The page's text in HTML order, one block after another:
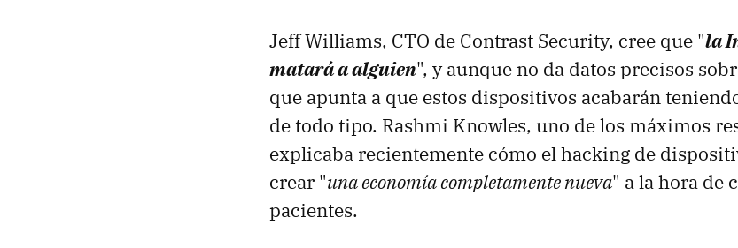
Jeff Williams, CTO de Contrast Security, cree que "la
matará a alguien", y aunque no da datos precisos
que apunta a que estos dispositivos acabarán
de todo tipo. Rashmi Knowles, uno de los máximos
explicaba recientemente cómo el hacking de
crear "una economía completamente nueva" a la hora de
pacientes.